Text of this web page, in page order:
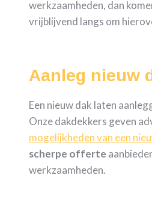
werkzaamheden, dan
vrijblijvend langs om
Aanleg nieuw
Een nieuw dak laten
Onze dakdekkers geven
mogelijkheden van een
scherpe offerte
werkzaamheden.